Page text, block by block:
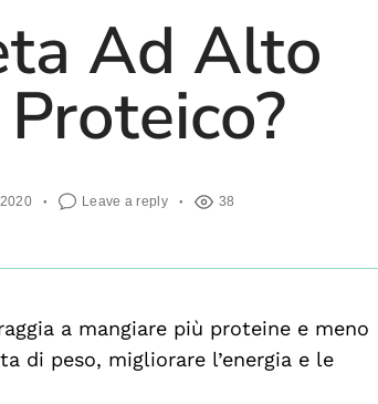
Ad Alto
Leave a reply 38
a mangiare più proteine e meno
di peso, migliorare l’energia e le